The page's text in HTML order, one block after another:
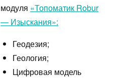
модуля «Топоматик Robur
— Изыскания»:
Геодезия;
Геология;
Цифровая модель